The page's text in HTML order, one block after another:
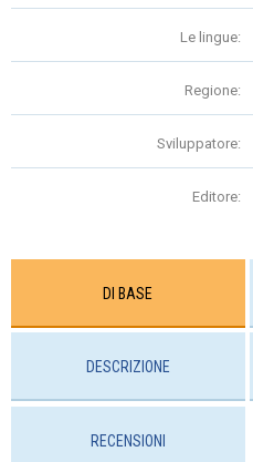
Le lingue:
Regione:
Sviluppatore:
Editore:
DI BASE
DESCRIZIONE
RECENSIONI